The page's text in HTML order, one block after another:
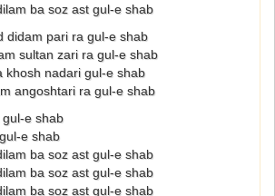
ba soz ast gul-e shab
didam pari ra gul-e shab
sultan zari ra gul-e shab
khosh nadari gul-e shab
angoshtari ra gul-e shab
e shab
e shab
ba soz ast gul-e shab
ba soz ast gul-e shab
ba soz ast gul-e shab